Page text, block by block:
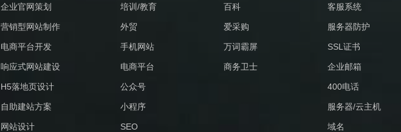
企业官网策划
营销型网站制作
电商平台开发
响应式网站建设
H5落地页设计
自助建站方案
网站设计
培训/教育
外贸
手机网站
电商平台
公众号
小程序
SEO
百科
爱采购
万词霸屏
商务卫士
客服系统
服务器防护
SSL证书
企业邮箱
400电话
服务器/云主机
域名